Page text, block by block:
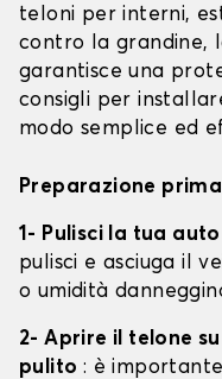
teloni per interni,
contro la grandine,
garantisce una
consigli per
modo semplice ed
Preparazione
1- Pulisci la tua
pulisci e asciuga il
o umidità
2- Aprire il telone
pulito : è